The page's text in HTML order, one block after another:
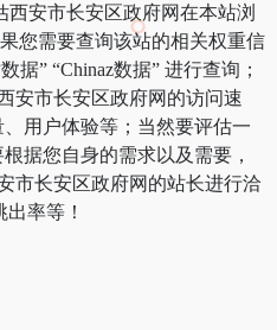
安市长安区政府网在本站浏
您需要查询该站的相关权重信
据” “Chinaz数据” 进行查询；
安市长安区政府网的访问速
用户体验等；当然要评估一
据您自身的需求以及需要，
市长安区政府网的站长进行洽
率等！